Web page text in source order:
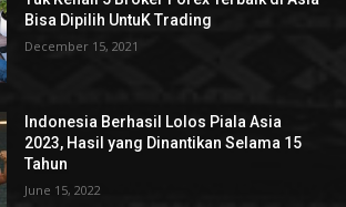
Bisa Dipilih UntuK Trading
December 15, 2021
Indonesia Berhasil Lolos Piala Asia
2023, Hasil yang Dinantikan Selama 15
Tahun
June 15, 2022